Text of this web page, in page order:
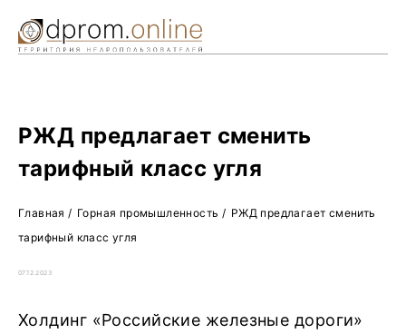
РЖД предлагает сменить
тарифный класс угля
Главная / Горная промышленность / РЖД предлагает сменить
тарифный класс угля
07.12.2023
Холдинг «Российские железные дороги»